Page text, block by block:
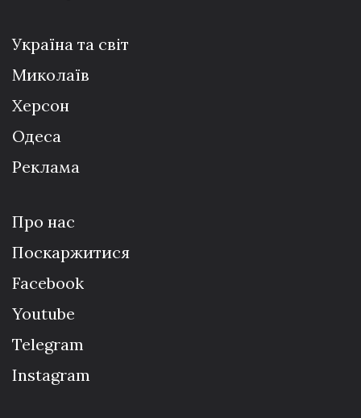
Україна та світ
Миколаїв
Херсон
Одеса
Реклама
Про нас
Поскаржитися
Facebook
Youtube
Telegram
Instagram